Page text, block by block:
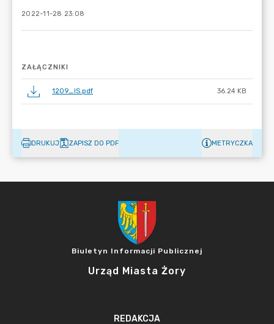
2022-11-28 23:08
ZAŁĄCZNIKI
1209_IS.pdf 36.24 KB
DRUKUJ ZAPISZ DO PDF METRYCZKA
Biuletyn Informacji Publicznej
Urząd Miasta Żory
REDAKCJA